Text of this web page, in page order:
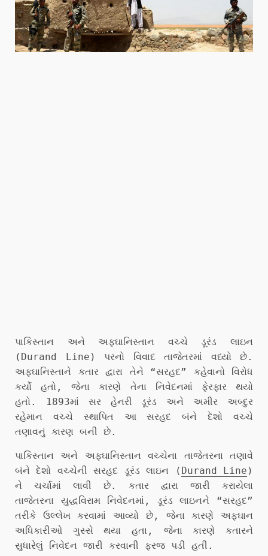
પાકિસ્તાન અને અફઘાનિસ્તાન વચ્ચે ડૂરંડ લાઇન
(Durand Line) પરનો વિવાદ તાજેતરમાં વધ્યો છે.
અફઘાનિસ્તાને કતાર દ્વારા તેને “સરહદ” કહેવાનો વિરોધ
કર્યો હતો, જેના કારણે તેના નિવેદનમાં ફેરફાર થયો
હતો. 1893માં સર હેનરી ડૂરંડ અને અમીર અબ્દુર
રહેમાન વચ્ચે સ્થાપિત આ સરહદ બંને દેશો વચ્ચે
તણાવનું કારણ બની છે.
પાકિસ્તાન અને અફઘાનિસ્તાન વચ્ચેના તાજેતરના તણાવે
બંને દેશો વચ્ચેની સરહદ ડૂરંડ લાઇન ( Durand Line )
ને ચર્ચામાં લાવી છે. કતાર દ્વારા જારી કરાયેલા
તાજેતરના યુદ્ધવિરામ નિવેદનમાં, ડૂરંડ લાઇનને “સરહદ”
તરીકે ઉલ્લેખ કરવામાં આવ્યો છે, જેના કારણે અફઘાન
અધિકારીઓ ગુસ્સે થયા હતા, જેના કારણે કતારને
સુધારેલું નિવેદન જારી કરવાની ફરજ પડી હતી.